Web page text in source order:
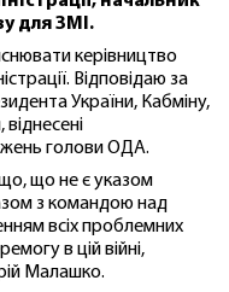
для ЗМІ.
керівництво
Відповідаю за
України, Кабміну,
голови ОДА.
що не є указом
з командою над
всіх проблемних
в цій війні,
Малашко.